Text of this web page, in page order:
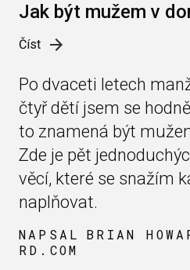
Jak být mužem v
Číst
Po dvaceti letech
čtyř dětí jsem se
to znamená být
Zde je pět
věcí, které se snažím
naplňovat.
NAPSAL
BRIAN
RD.COM